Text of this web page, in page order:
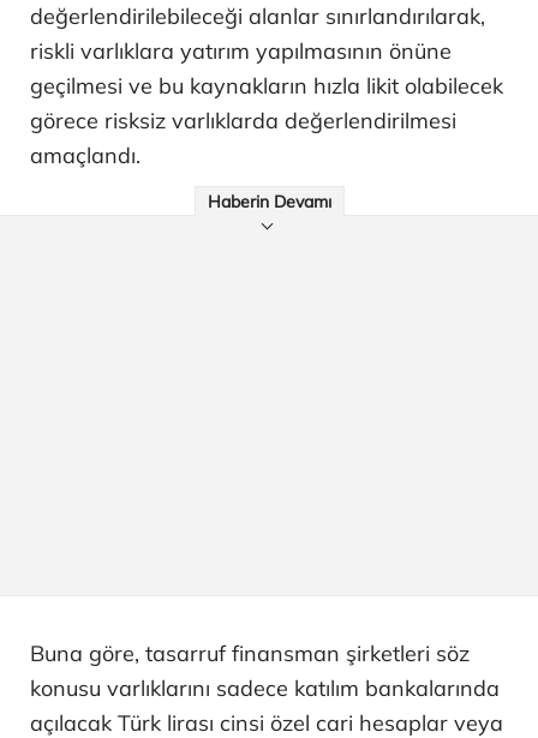
değerlendirilebileceği alanlar sınırlandırılarak,
riskli varlıklara yatırım yapılmasının önüne
geçilmesi ve bu kaynakların hızla likit olabilecek
görece risksiz varlıklarda değerlendirilmesi
amaçlandı.
Haberin Devamı
Buna göre, tasarruf finansman şirketleri söz
konusu varlıklarını sadece katılım bankalarında
açılacak Türk lirası cinsi özel cari hesaplar veya